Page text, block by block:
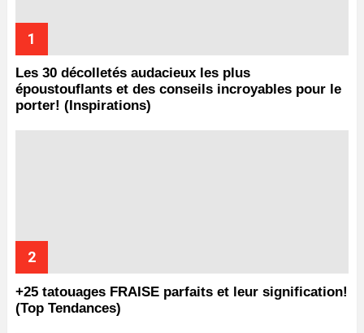
Les 30 décolletés audacieux les plus
époustouflants et des conseils incroyables pour le
porter! (Inspirations)
+25 tatouages ​​FRAISE parfaits et leur signification!
(Top Tendances)